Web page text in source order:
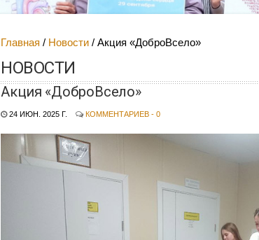
Главная Новости Акция «ДоброВсело»
НОВОСТИ
Акция «ДоброВсело»
24 ИЮН. 2025 Г. КОММЕНТАРИЕВ - 0